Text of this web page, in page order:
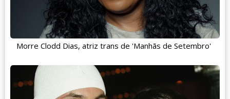
Morre Clodd Dias, atriz trans de 'Manhãs de Setembro'